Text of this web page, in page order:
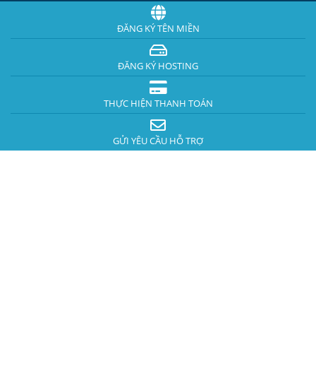
ĐĂNG KÝ TÊN MIỀN
ĐĂNG KÝ HOSTING
THỰC HIỆN THANH TOÁN
GỬI YÊU CẦU HỖ TRỢ